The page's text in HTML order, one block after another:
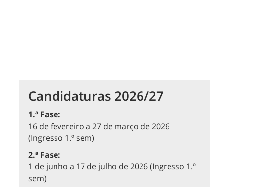
Candidaturas 2026/27
1.ª Fase:
16 de fevereiro a 27 de março de 2026
(Ingresso 1.º sem)
2.ª Fase:
1 de junho a 17 de julho de 2026 (Ingresso 1.º
sem)